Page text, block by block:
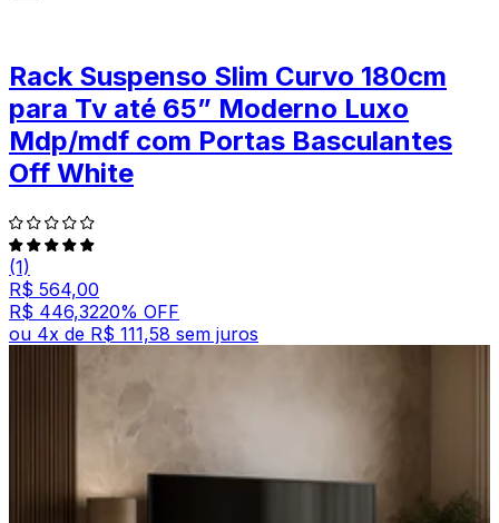
Rack Suspenso Slim Curvo 180cm
para Tv até 65” Moderno Luxo
Mdp/mdf com Portas Basculantes
Off White
(1)
R$ 564,00
R$ 446,3220% OFF
ou 4x de R$ 111,58 sem juros